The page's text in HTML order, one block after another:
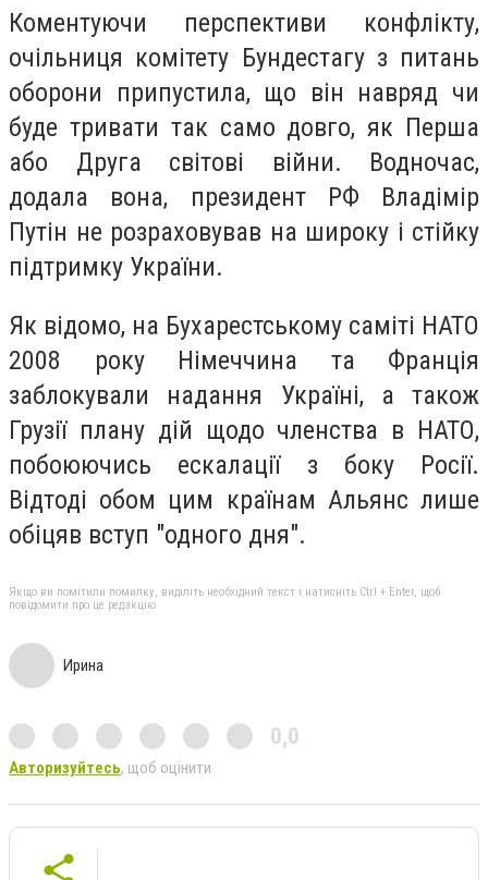
Коментуючи перспективи конфлікту,
очільниця комітету Бундестагу з питань
оборони припустила, що він навряд чи
буде тривати так само довго, як Перша
або Друга світові війни. Водночас,
додала вона, президент РФ Владімір
Путін не розраховував на широку і стійку
підтримку України.
Як відомо, на Бухарестському саміті НАТО
2008 року Німеччина та Франція
заблокували надання Україні, а також
Грузії плану дій щодо членства в НАТО,
побоюючись ескалації з боку Росії.
Відтоді обом цим країнам Альянс лише
обіцяв вступ "одного дня".
Якщо ви помітили помилку, виділіть необхідний текст і натисніть Ctrl + Enter, щоб
повідомити про це редакцію
Ирина
0,0
Авторизуйтесь, щоб оцінити